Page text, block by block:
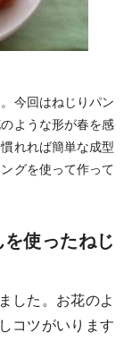
今回はねじりパン
ような形が春を感
れれば簡単な成型
グを使って作って
使ったねじ
した。お花のよ
コツがいります